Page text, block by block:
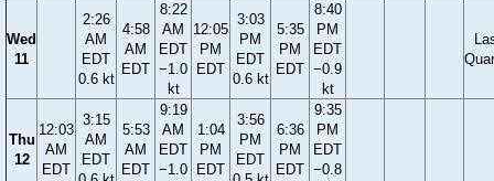
Wed
11
2:26
AM
EDT
0.6 kt
4:58
AM
EDT
8:22
AM
EDT
−1.0
kt
12:05
PM
EDT
3:03
PM
EDT
0.6 kt
5:35
PM
EDT
8:40
PM
EDT
−0.9
kt
Thu
12
12:03
AM
EDT
3:15
AM
EDT
5:53
AM
EDT
9:19
AM
EDT
−1.0
1:04
PM
EDT
3:56
PM
EDT
6:36
PM
EDT
9:35
PM
EDT
−0.8